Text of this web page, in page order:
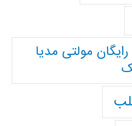
مولتی مدیا